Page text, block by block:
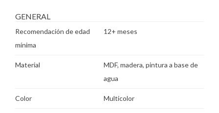
GENERAL
Recomendación de edad
mínima
12+ meses
Material
MDF, madera, pintura a base de
agua
Color Multicolor